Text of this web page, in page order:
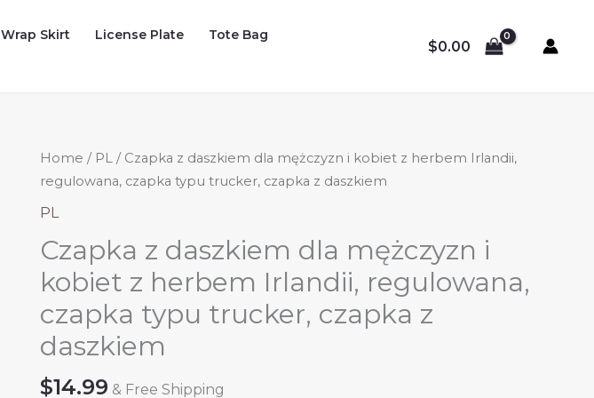
Wrap Skirt License Plate
Tote Bag
$0.00
Home / PL / Czapka z daszkiem dla mężczyzn i kobiet z herbem Irlandii,
regulowana, czapka typu trucker, czapka z daszkiem
PL
Czapka z daszkiem dla mężczyzn i
kobiet z herbem Irlandii, regulowana,
czapka typu trucker, czapka z
daszkiem
$14.99 & Free Shipping